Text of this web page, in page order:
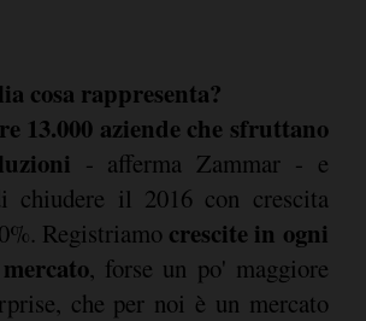
cosa rappresenta?
13.000 aziende che sfruttano
- afferma Zammar - e
chiudere il 2016 con crescita
Registriamo crescite in ogni
, forse un po' maggiore
che per noi è un mercato